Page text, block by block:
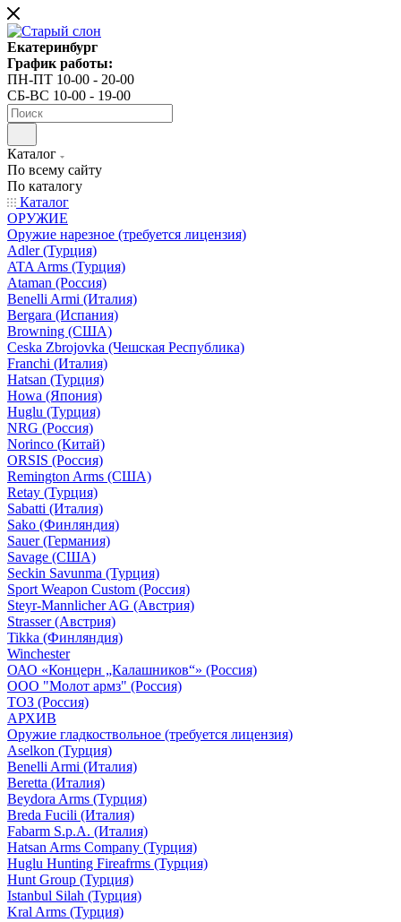
Екатеринбург
График работы:
ПН-ПТ 10-00 - 20-00
СБ-ВС 10-00 - 19-00
Каталог
По всему сайту
По каталогу
Каталог
ОРУЖИЕ
Оружие нарезное (требуется лицензия)
Adler (Турция)
ATA Arms (Турция)
Ataman (Россия)
Benelli Armi (Италия)
Bergara (Испания)
Browning (США)
Ceska Zbrojovka (Чешская Республика)
Franchi (Италия)
Hatsan (Турция)
Howa (Япония)
Huglu (Турция)
NRG (Россия)
Norinco (Китай)
ORSIS (Россия)
Remington Arms (США)
Retay (Турция)
Sabatti (Италия)
Sako (Финляндия)
Sauer (Германия)
Savage (США)
Seckin Savunma (Турция)
Sport Weapon Custom (Россия)
Steyr-Mannlicher AG (Австрия)
Strasser (Австрия)
Tikka (Финляндия)
Winchester
ОАО «Концерн „Калашников“» (Россия)
ООО "Молот армз" (Россия)
ТОЗ (Россия)
АРХИВ
Оружие гладкоствольное (требуется лицензия)
Aselkon (Турция)
Benelli Armi (Италия)
Beretta (Италия)
Beydora Arms (Турция)
Breda Fucili (Италия)
Fabarm S.p.A. (Италия)
Hatsan Arms Company (Турция)
Huglu Hunting Fireafrms (Турция)
Hunt Group (Турция)
Istanbul Silah (Турция)
Kral Arms (Турция)